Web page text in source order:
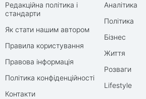
Редакційна політика і
стандарти
Як стати нашим автором
Правила користування
Правова інформація
Політика конфіденційності
Контакти
Аналітика
Політика
Бізнес
Життя
Розваги
Lifestyle